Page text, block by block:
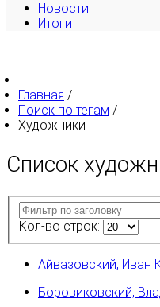
Новости
Итоги
Главная /
Поиск по тегам /
Художники
Список
Кол-во строк:
Айвазовский, Иван
Боровиковский,